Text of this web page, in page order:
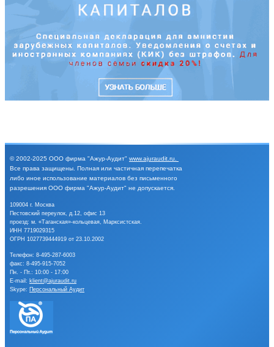
© 2002-2025 ООО фирма "Ажур-Аудит" www.ajuraudit.ru
Все права защищены. Полная или частичная перепечатка
либо иное использование материалов без письменного
разрешения ООО фирма "Ажур-Аудит" не допускается.
109004 г. Москва
Пестовский переулок, д.12, офис 13
проезд: м. «Таганская»-кольцевая, Марксистская.
ИНН 7719029315
ОГРН 1027739444919 от 23.10.2002
Телефон: 8-495-287-6003
факс: 8-495-915-7052
Пн. - Пт.: 10:00 - 17:00
E-mail: klient@ajuraudit.ru
Skype: Персональный Аудит